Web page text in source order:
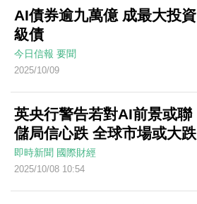
AI債券逾九萬億 成最大投資
級債
今日信報 要聞
2025/10/09
英央行警告若對AI前景或聯
儲局信心跌 全球市場或大跌
即時新聞 國際財經
2025/10/08 10:54